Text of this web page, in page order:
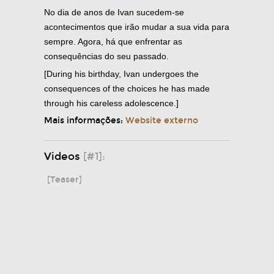
No dia de anos de Ivan sucedem-se
acontecimentos que irão mudar a sua vida para
sempre. Agora, há que enfrentar as
consequências do seu passado.
[During his birthday, Ivan undergoes the
consequences of the choices he has made
through his careless adolescence.]
Mais informações: Website externo
Videos [#1]:
[Teaser]